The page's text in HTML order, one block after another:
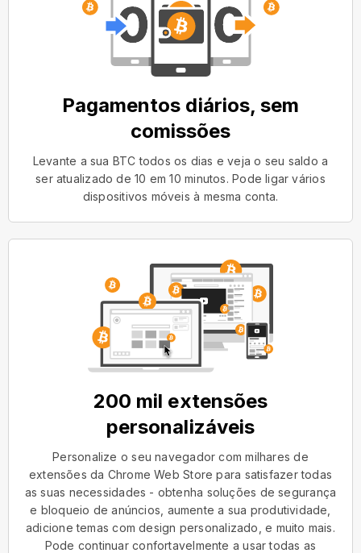
Pagamentos diários, sem
comissões
Levante a sua BTC todos os dias e veja o seu saldo a
ser atualizado de 10 em 10 minutos. Pode ligar vários
dispositivos móveis à mesma conta.
200 mil extensões
personalizáveis
Personalize o seu navegador com milhares de
extensões da Chrome Web Store para satisfazer todas
as suas necessidades - obtenha soluções de segurança
e bloqueio de anúncios, aumente a sua produtividade,
adicione temas com design personalizado, e muito mais.
Pode continuar confortavelmente a usar todas as